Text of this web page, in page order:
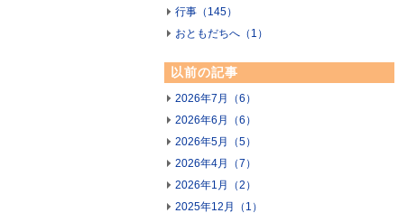
行事（145）
おともだちへ（1）
以前の記事
2026年7月（6）
2026年6月（6）
2026年5月（5）
2026年4月（7）
2026年1月（2）
2025年12月（1）